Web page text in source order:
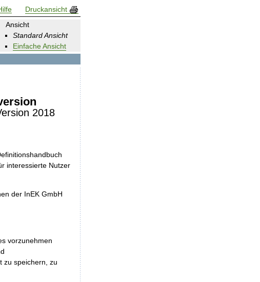
Ansicht
Standard Ansicht
Einfache Ansicht
2018
interessierte Nutzer
der InEK GmbH
vorzunehmen
zu speichern, zu
Druckansicht